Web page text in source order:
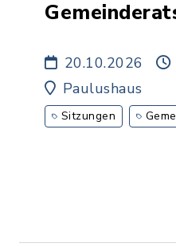
20.10.2026
Paulushaus
Sitzungen